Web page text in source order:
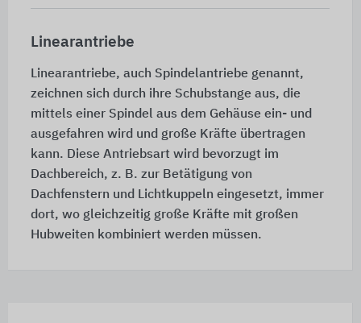
Linearantriebe
Linearantriebe, auch Spindelantriebe genannt,
zeichnen sich durch ihre Schubstange aus, die
mittels einer Spindel aus dem Gehäuse ein- und
ausgefahren wird und große Kräfte übertragen
kann. Diese Antriebsart wird bevorzugt im
Dachbereich, z. B. zur Betätigung von
Dachfenstern und Lichtkuppeln eingesetzt, immer
dort, wo gleichzeitig große Kräfte mit großen
Hubweiten kombiniert werden müssen.